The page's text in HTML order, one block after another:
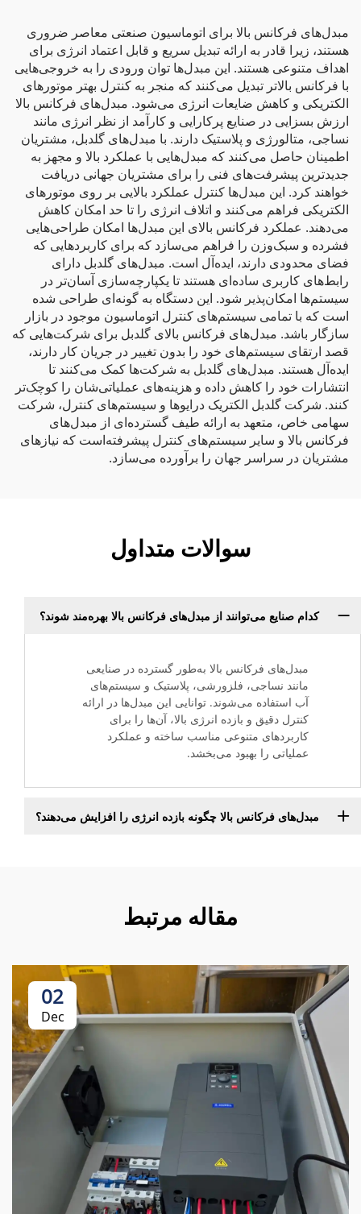
مبدل‌های فرکانس بالا برای اتوماسیون صنعتی معاصر ضروری
هستند، زیرا قادر به ارائه تبدیل سریع و قابل اعتماد انرژی برای
اهداف متنوعی هستند. این مبدل‌ها توان ورودی را به خروجی‌هایی
با فرکانس بالاتر تبدیل می‌کنند که منجر به کنترل بهتر موتورهای
الکتریکی و کاهش ضایعات انرژی می‌شود. مبدل‌های فرکانس بالا
ارزش بسزایی در صنایع پرکارایی و کارآمد از نظر انرژی مانند
نساجی، متالورژی و پلاستیک دارند. با مبدل‌های گلدبل، مشتریان
اطمینان حاصل می‌کنند که مبدل‌هایی با عملکرد بالا و مجهز به
جدیدترین پیشرفت‌های فنی را برای مشتریان جهانی دریافت
خواهند کرد. این مبدل‌ها کنترل عملکرد بالایی بر روی موتورهای
الکتریکی فراهم می‌کنند و اتلاف انرژی را تا حد امکان کاهش
می‌دهند. عملکرد فرکانس بالای این مبدل‌ها امکان طراحی‌هایی
فشرده و سبک‌وزن را فراهم می‌سازد که برای کاربردهایی که
فضای محدودی دارند، ایده‌آل است. مبدل‌های گلدبل دارای
رابط‌های کاربری ساده‌ای هستند تا یکپارچه‌سازی آسان‌تر در
سیستم‌ها امکان‌پذیر شود. این دستگاه به گونه‌ای طراحی شده
است که با تمامی سیستم‌های کنترل اتوماسیون موجود در بازار
سازگار باشد. مبدل‌های فرکانس بالای گلدبل برای شرکت‌هایی که
قصد ارتقای سیستم‌های خود را بدون تغییر در جریان کار دارند،
ایده‌آل هستند. مبدل‌های گلدبل به شرکت‌ها کمک می‌کنند تا
انتشارات خود را کاهش داده و هزینه‌های عملیاتی‌شان را کوچک‌تر
کنند. شرکت گلدبل الکتریک درایوها و سیستم‌های کنترل، شرکت
سهامی خاص، متعهد به ارائه طیف گسترده‌ای از مبدل‌های
فرکانس بالا و سایر سیستم‌های کنترل پیشرفته‌است که نیازهای
مشتریان در سراسر جهان را برآورده می‌سازد.
سوالات متداول
کدام صنایع می‌توانند از مبدل‌های فرکانس بالا بهره‌مند شوند؟
مبدل‌های فرکانس بالا به‌طور گسترده در صنایعی
مانند نساجی، فلزورشی، پلاستیک و سیستم‌های
آب استفاده می‌شوند. توانایی این مبدل‌ها در ارائه
کنترل دقیق و بازده انرژی بالا، آن‌ها را برای
کاربردهای متنوعی مناسب ساخته و عملکرد
عملیاتی را بهبود می‌بخشد.
مبدل‌های فرکانس بالا چگونه بازده انرژی را افزایش می‌دهند؟
مقاله مرتبط
02
Dec